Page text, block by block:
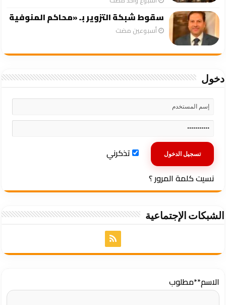
سقوط شبكة التزوير بـ «محاكم المنوفية
‏أسبوعين مضت
دخول
تذكرني
نسيت كلمة المرور ؟
الشبكات الإجتماعية
الاسم**مطلوب